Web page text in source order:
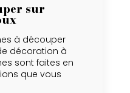
sur
à découper
décoration à
sont faites en
que vous